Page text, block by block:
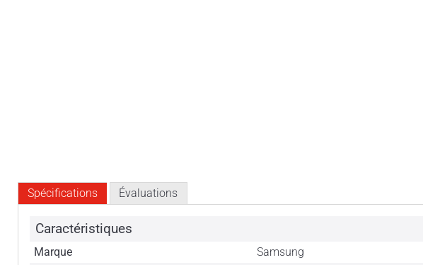
Spécifications Évaluations
Caractéristiques
Marque
Samsung